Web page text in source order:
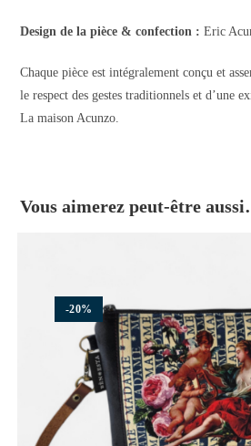
Design de la pièce & confection : Eric
Chaque pièce est intégralement conçu et
le respect des gestes traditionnels et d’une
La maison Acunzo.
Vous aimerez peut-être
-20%